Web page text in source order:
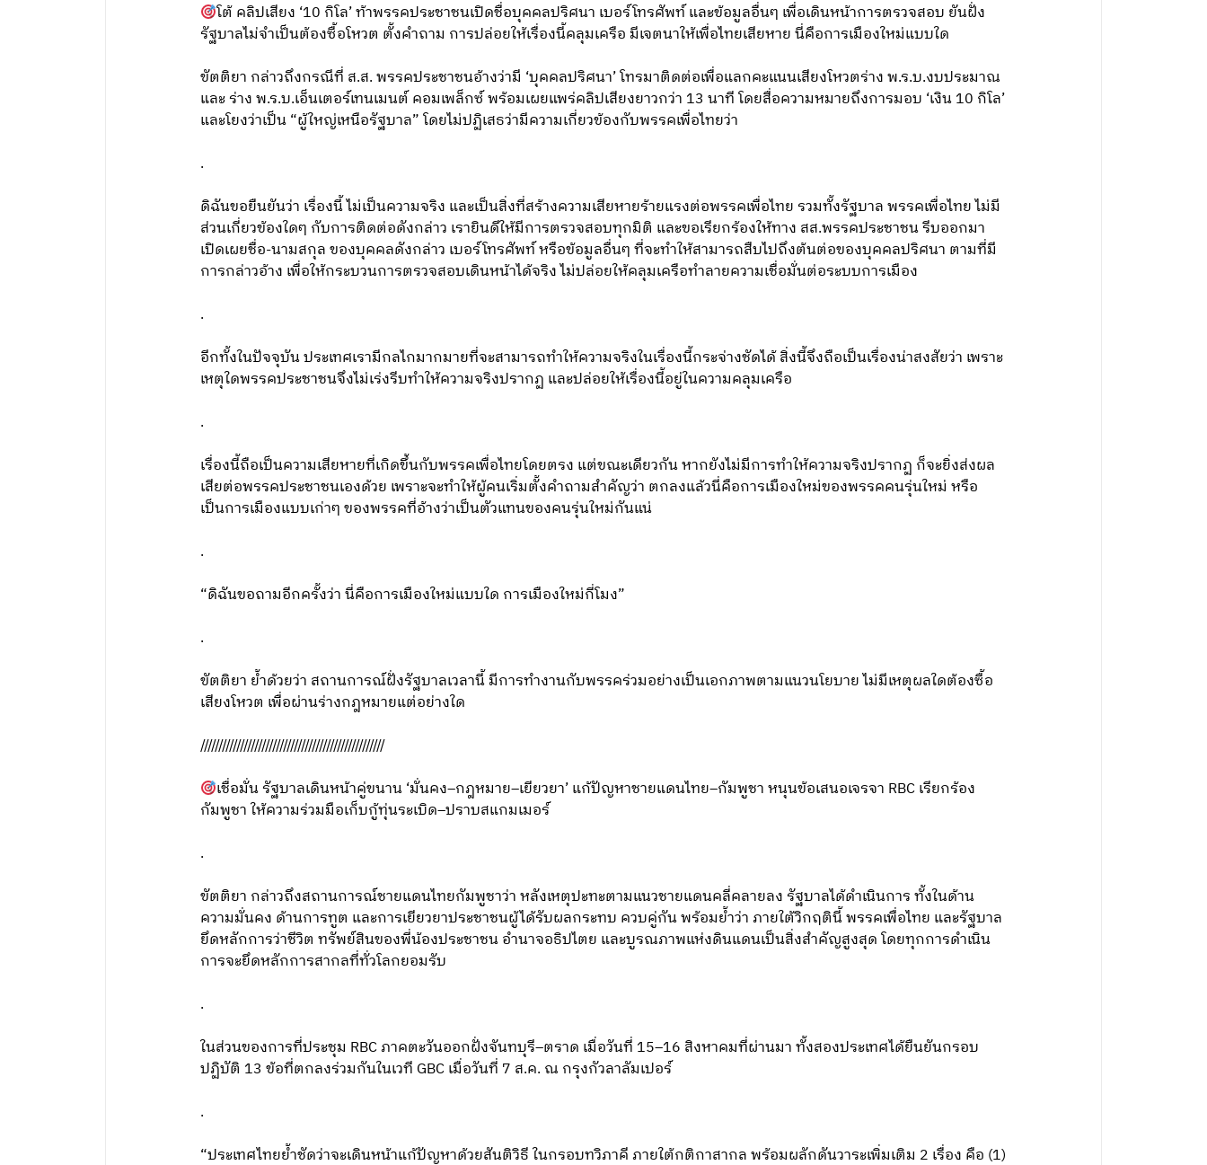
โต้ คลิปเสียง ‘10 กิโล’ ท้าพรรคประชาชนเปิดชื่อบุคคลปริศนา เบอร์โทรศัพท์ และข้อมูลอื่นๆ เพื่อเดินหน้าการตรวจสอบ ยันฝั่ง
รัฐบาลไม่จำเป็นต้องซื้อโหวต ตั้งคำถาม การปล่อยให้เรื่องนี้คลุมเครือ มีเจตนาให้เพื่อไทยเสียหาย นี่คือการเมืองใหม่แบบใด
ขัตติยา กล่าวถึงกรณีที่ ส.ส. พรรคประชาชนอ้างว่ามี ‘บุคคลปริศนา’ โทรมาติดต่อเพื่อแลกคะแนนเสียงโหวตร่าง พ.ร.บ.งบประมาณ
และ ร่าง พ.ร.บ.เอ็นเตอร์เทนเมนต์ คอมเพล็กซ์ พร้อมเผยแพร่คลิปเสียงยาวกว่า 13 นาที โดยสื่อความหมายถึงการมอบ ‘เงิน 10 กิโล’
และโยงว่าเป็น “ผู้ใหญ่เหนือรัฐบาล” โดยไม่ปฏิเสธว่ามีความเกี่ยวข้องกับพรรคเพื่อไทยว่า
.
ดิฉันขอยืนยันว่า เรื่องนี้ ไม่เป็นความจริง และเป็นสิ่งที่สร้างความเสียหายร้ายแรงต่อพรรคเพื่อไทย รวมทั้งรัฐบาล พรรคเพื่อไทย ไม่มี
ส่วนเกี่ยวข้องใดๆ กับการติดต่อดังกล่าว เรายินดีให้มีการตรวจสอบทุกมิติ และขอเรียกร้องให้ทาง สส.พรรคประชาชน รีบออกมา
เปิดเผยชื่อ-นามสกุล ของบุคคลดังกล่าว เบอร์โทรศัพท์ หรือข้อมูลอื่นๆ ที่จะทำให้สามารถสืบไปถึงต้นต่อของบุคคลปริศนา ตามที่มี
การกล่าวอ้าง เพื่อให้กระบวนการตรวจสอบเดินหน้าได้จริง ไม่ปล่อยให้คลุมเครือทำลายความเชื่อมั่นต่อระบบการเมือง
.
อีกทั้งในปัจจุบัน ประเทศเรามีกลไกมากมายที่จะสามารถทำให้ความจริงในเรื่องนี้กระจ่างชัดได้ สิ่งนี้จึงถือเป็นเรื่องน่าสงสัยว่า เพราะ
เหตุใดพรรคประชาชนจึงไม่เร่งรีบทำให้ความจริงปรากฏ และปล่อยให้เรื่องนี้อยู่ในความคลุมเครือ
.
เรื่องนี้ถือเป็นความเสียหายที่เกิดขึ้นกับพรรคเพื่อไทยโดยตรง แต่ขณะเดียวกัน หากยังไม่มีการทำให้ความจริงปรากฏ ก็จะยิ่งส่งผล
เสียต่อพรรคประชาชนเองด้วย เพราะจะทำให้ผู้คนเริ่มตั้งคำถามสำคัญว่า ตกลงแล้วนี่คือการเมืองใหม่ของพรรคคนรุ่นใหม่ หรือ
เป็นการเมืองแบบเก่าๆ ของพรรคที่อ้างว่าเป็นตัวแทนของคนรุ่นใหม่กันแน่
.
“ดิฉันขอถามอีกครั้งว่า นี่คือการเมืองใหม่แบบใด การเมืองใหม่กี่โมง”
.
ขัตติยา ย้ำด้วยว่า สถานการณ์ฝั่งรัฐบาลเวลานี้ มีการทำงานกับพรรคร่วมอย่างเป็นเอกภาพตามแนวนโยบาย ไม่มีเหตุผลใดต้องซื้อ
เสียงโหวต เพื่อผ่านร่างกฎหมายแต่อย่างใด
///////////////////////////////////////////////////
เชื่อมั่น รัฐบาลเดินหน้าคู่ขนาน ‘มั่นคง–กฎหมาย–เยียวยา’ แก้ปัญหาชายแดนไทย–กัมพูชา หนุนข้อเสนอเจรจา RBC เรียกร้อง
กัมพูชา ให้ความร่วมมือเก็บกู้ทุ่นระเบิด–ปราบสแกมเมอร์
.
ขัตติยา กล่าวถึงสถานการณ์ชายแดนไทยกัมพูชาว่า หลังเหตุปะทะตามแนวชายแดนคลี่คลายลง รัฐบาลได้ดำเนินการ ทั้งในด้าน
ความมั่นคง ด้านการทูต และการเยียวยาประชาชนผู้ได้รับผลกระทบ ควบคู่กัน พร้อมย้ำว่า ภายใต้วิกฤตินี้ พรรคเพื่อไทย และรัฐบาล
ยึดหลักการว่าชีวิต ทรัพย์สินของพี่น้องประชาชน อำนาจอธิปไตย และบูรณภาพแห่งดินแดนเป็นสิ่งสำคัญสูงสุด โดยทุกการดำเนิน
การจะยึดหลักการสากลที่ทั่วโลกยอมรับ
.
ในส่วนของการที่ประชุม RBC ภาคตะวันออกฝั่งจันทบุรี–ตราด เมื่อวันที่ 15–16 สิงหาคมที่ผ่านมา ทั้งสองประเทศได้ยืนยันกรอบ
ปฏิบัติ 13 ข้อที่ตกลงร่วมกันในเวที GBC เมื่อวันที่ 7 ส.ค. ณ กรุงกัวลาลัมเปอร์
.
“ประเทศไทยย้ำชัดว่าจะเดินหน้าแก้ปัญหาด้วยสันติวิธี ในกรอบทวิภาคี ภายใต้กติกาสากล พร้อมผลักดันวาระเพิ่มเติม 2 เรื่อง คือ (1)